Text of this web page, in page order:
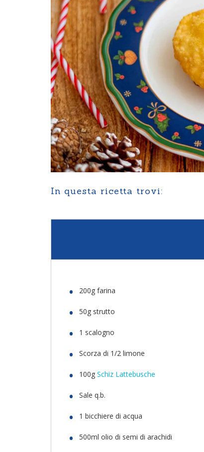
In questa ricetta trovi:
200g farina
50g strutto
1 scalogno
Scorza di 1/2 limone
100g Schiz Lattebusche
Sale q.b.
1 bicchiere di acqua
500ml olio di semi di arachidi